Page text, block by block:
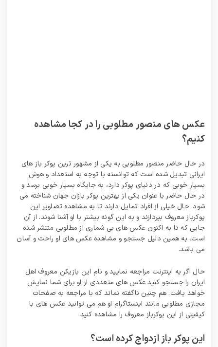
عکس های منصور مطلوبی را در کجا مشاهده
کنیم؟
در حال حاضر منصور مطلوبی به یکی از مشهور ترین پوکر باز های
ایرانی تبدیل شده است که توانسته با توجه به استعداد و هوش
بسیار خوبی که در دنیای پوکر دارد، به جایگاه بسیار خوبی برسد و
در حال حاضر با عنوان یکی از بهترین پوکر بازان جهان شناخته می
شود. حال خیلی از افراد تمایل دارند تا به مشاهده تصاویر این
پوکرباز معروف بپردازند و به این گونه بیشتر با او آشنا شوند. از آن
جایی که تا به اکنون عکس های بی شماری از مطلوبی منتشر شده
است، به همین دلیل جستجو و مشاهده عکس های او راحت و آسان
می باشد.
حال اگر به اینترنت مراجعه نمایید و نام این بازیکن معروف اهل
ایران را جستجو کنید عکس های متعددی از او برای شما نمایش
خواهد یافت. هم چنین ناگفته نماند که با مراجعه به صفحات
مجازی مطلوبی مانند اینستاگرام او هم می‌ توانید عکس‌ های با
کیفیتی از این پوکرباز معروف را مشاهده کنید.
این پوکر باز ازدواج کرده است؟